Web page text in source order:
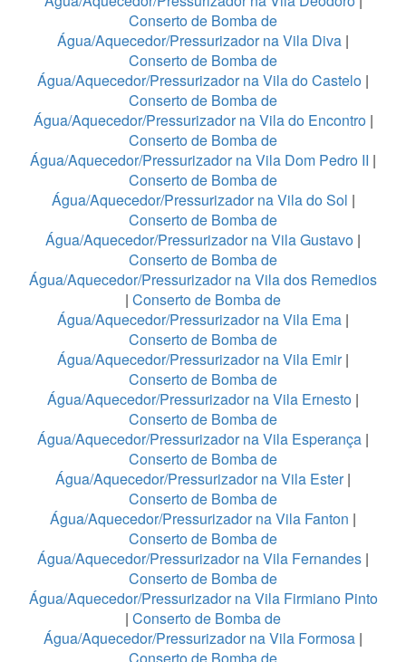
Conserto de Bomba de
Água/Aquecedor/Pressurizador na Vila Diva |
Conserto de Bomba de
Água/Aquecedor/Pressurizador na Vila do Castelo |
Conserto de Bomba de
Água/Aquecedor/Pressurizador na Vila do Encontro|
Conserto de Bomba de
Água/Aquecedor/Pressurizador na Vila Dom Pedro II |
Conserto de Bomba de
Água/Aquecedor/Pressurizador na Vila do Sol |
Conserto de Bomba de
Água/Aquecedor/Pressurizador na Vila Gustavo |
Conserto de Bomba de
Água/Aquecedor/Pressurizador na Vila dos Remedios
| Conserto de Bomba de
Água/Aquecedor/Pressurizador na Vila Ema |
Conserto de Bomba de
Água/Aquecedor/Pressurizador na Vila Emir|
Conserto de Bomba de
Água/Aquecedor/Pressurizador na Vila Ernesto |
Conserto de Bomba de
Água/Aquecedor/Pressurizador na Vila Esperança |
Conserto de Bomba de
Água/Aquecedor/Pressurizador na Vila Ester|
Conserto de Bomba de
Água/Aquecedor/Pressurizador na Vila Fanton |
Conserto de Bomba de
Água/Aquecedor/Pressurizador na Vila Fernandes |
Conserto de Bomba de
Água/Aquecedor/Pressurizador na Vila Firmiano Pinto
| Conserto de Bomba de
Água/Aquecedor/Pressurizador na Vila Formosa |